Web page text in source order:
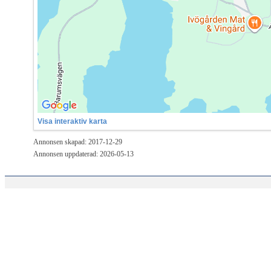
Visa interaktiv karta
Annonsen skapad: 2017-12-29
Annonsen uppdaterad: 2026-05-13